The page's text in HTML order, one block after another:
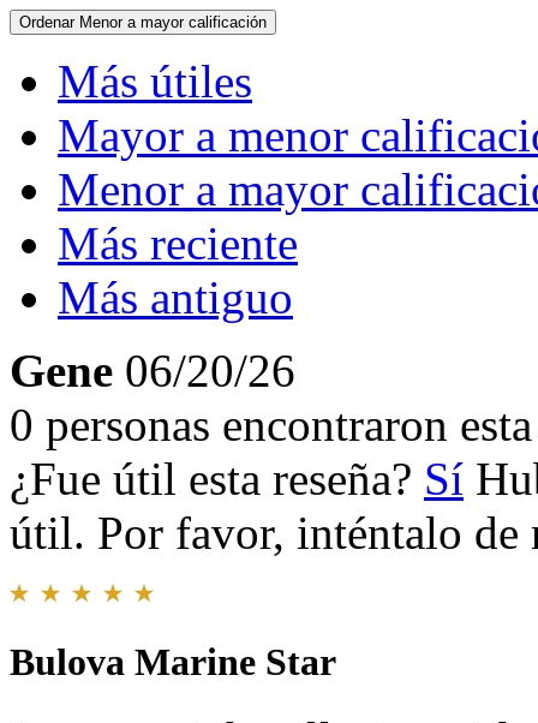
Ordenar Menor a mayor calificación
Más útiles
Mayor a menor
Menor a mayor
Más reciente
Más antiguo
Gene 06/20/26
0 personas encontraron
¿Fue útil esta reseña? Sí
útil. Por favor, inténtalo de
Bulova Marine Star